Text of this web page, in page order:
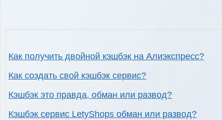
Как получить двойной кэшбэк на Алиэкспресс?
Как создать свой кэшбэк сервис?
Кэшбэк это правда, обман или развод?
Кэшбэк сервис LetyShops обман или развод?